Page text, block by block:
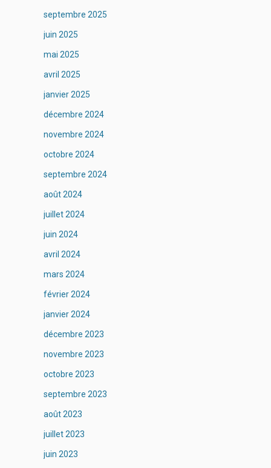
septembre 2025
juin 2025
mai 2025
avril 2025
janvier 2025
décembre 2024
novembre 2024
octobre 2024
septembre 2024
août 2024
juillet 2024
juin 2024
avril 2024
mars 2024
février 2024
janvier 2024
décembre 2023
novembre 2023
octobre 2023
septembre 2023
août 2023
juillet 2023
juin 2023